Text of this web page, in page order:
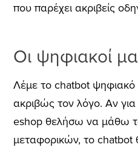
που παρέχει ακριβείς
Οι ψηφιακοί
Λέμε το chatbot ψηφιακό
ακριβώς τον λόγο. Αν
eshop θελήσω να μάθω
μεταφορικών, το